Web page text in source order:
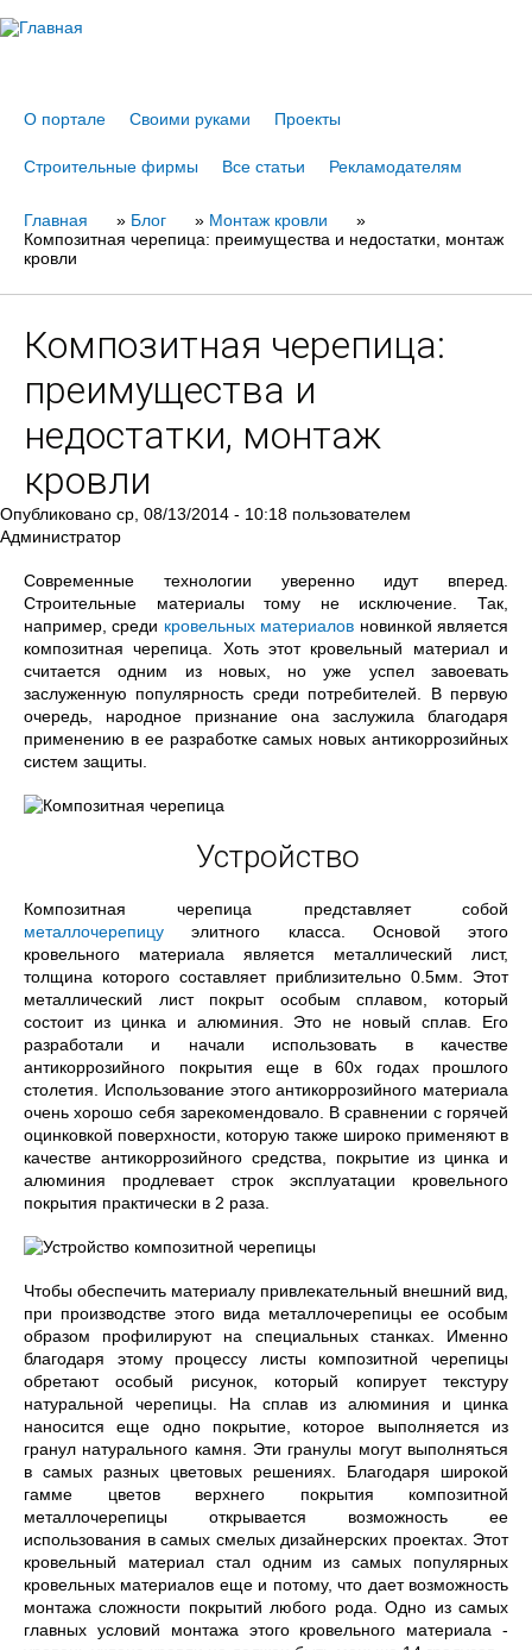
О портале Своими руками Проекты
Строительные фирмы Все статьи Рекламодателям
Вы
здесь
Главная » Блог » Монтаж кровли
»
Композитная черепица: преимущества и недостатки, монтаж
кровли
Композитная черепица:
преимущества и
недостатки, монтаж
кровли
Опубликовано ср, 08/13/2014 - 10:18 пользователем
Администратор
Современные технологии уверенно идут вперед.
Строительные материалы тому не исключение. Так,
например, среди кровельных материалов новинкой является
композитная черепица. Хоть этот кровельный материал и
считается одним из новых, но уже успел завоевать
заслуженную популярность среди потребителей. В первую
очередь, народное признание она заслужила благодаря
применению в ее разработке самых новых антикоррозийных
систем защиты.
Устройство
Композитная черепица представляет собой
металлочерепицу элитного класса. Основой этого
кровельного материала является металлический лист,
толщина которого составляет приблизительно 0.5мм. Этот
металлический лист покрыт особым сплавом, который
состоит из цинка и алюминия. Это не новый сплав. Его
разработали и начали использовать в качестве
антикоррозийного покрытия еще в 60х годах прошлого
столетия. Использование этого антикоррозийного материала
очень хорошо себя зарекомендовало. В сравнении с горячей
оцинковкой поверхности, которую также широко применяют в
качестве антикоррозийного средства, покрытие из цинка и
алюминия продлевает строк эксплуатации кровельного
покрытия практически в 2 раза.
Чтобы обеспечить материалу привлекательный внешний вид,
при производстве этого вида металлочерепицы ее особым
образом профилируют на специальных станках. Именно
благодаря этому процессу листы композитной черепицы
обретают особый рисунок, который копирует текстуру
натуральной черепицы. На сплав из алюминия и цинка
наносится еще одно покрытие, которое выполняется из
гранул натурального камня. Эти гранулы могут выполняться
в самых разных цветовых решениях. Благодаря широкой
гамме цветов верхнего покрытия композитной
металлочерепицы открывается возможность ее
использования в самых смелых дизайнерских проектах. Этот
кровельный материал стал одним из самых популярных
кровельных материалов еще и потому, что дает возможность
монтажа сложности покрытий любого рода. Одно из самых
главных условий монтажа этого кровельного материала -